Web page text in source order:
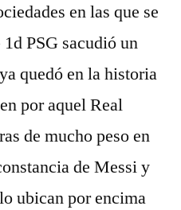
en las que se
PSG sacudió un
quedó en la historia
por aquel Real
de mucho peso en
de Messi y
ubican por encima